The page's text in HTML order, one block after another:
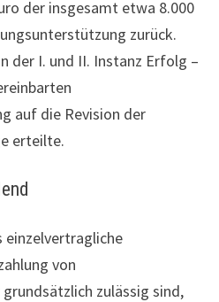
der insgesamt etwa 8.000
zurück.
der I. und II. Instanz Erfolg –
auf die Revision der
erteilte.
einzelvertragliche
von
zulässig sind,